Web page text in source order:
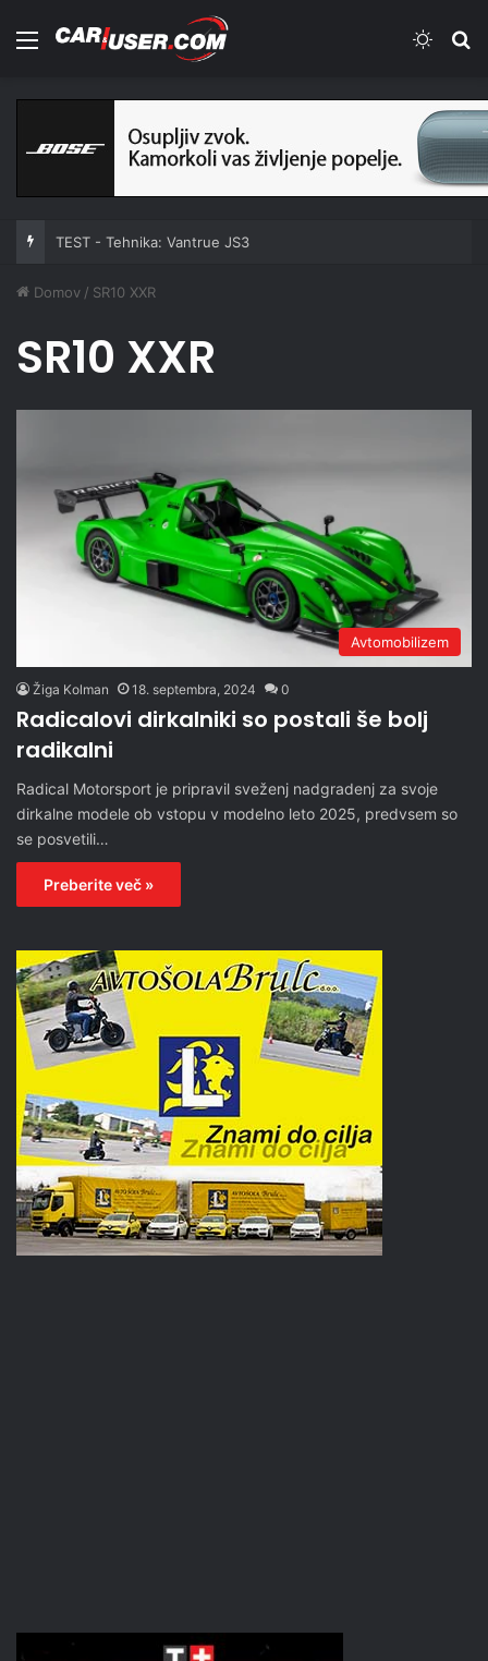
Meni
TEST - Tehnika: Vantrue JS3
Domov / SR10 XXR
SR10 XXR
Avtomobilizem
Žiga Kolman 18. septembra, 2024 0
Radicalovi dirkalniki so postali še bolj
radikalni
Radical Motorsport je pripravil sveženj nadgradenj za svoje
dirkalne modele ob vstopu v modelno leto 2025, predvsem so
se posvetili…
Preberite več »